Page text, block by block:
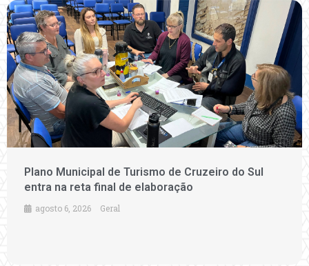
Plano Municipal de Turismo de Cruzeiro do Sul
entra na reta final de elaboração
agosto 6, 2026 Geral